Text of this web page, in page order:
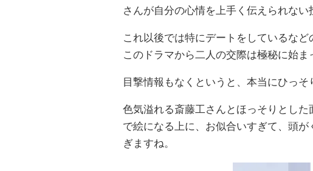
さんが自分の心情を上手く伝えられない
これ以後では特にデートをしているなど
このドラマから二人の交際は極秘に始ま
目撃情報もなくというと、本当にひっそ
色気溢れる斎藤工さんとほっそりとし
で絵になる上に、お似合いすぎて、頭
ぎますね。